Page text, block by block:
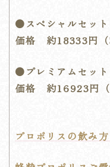
●スペシャルセッ
価格 約18333円（
●プレミアムセッ
価格 約16923円（
プロポリスの飲み